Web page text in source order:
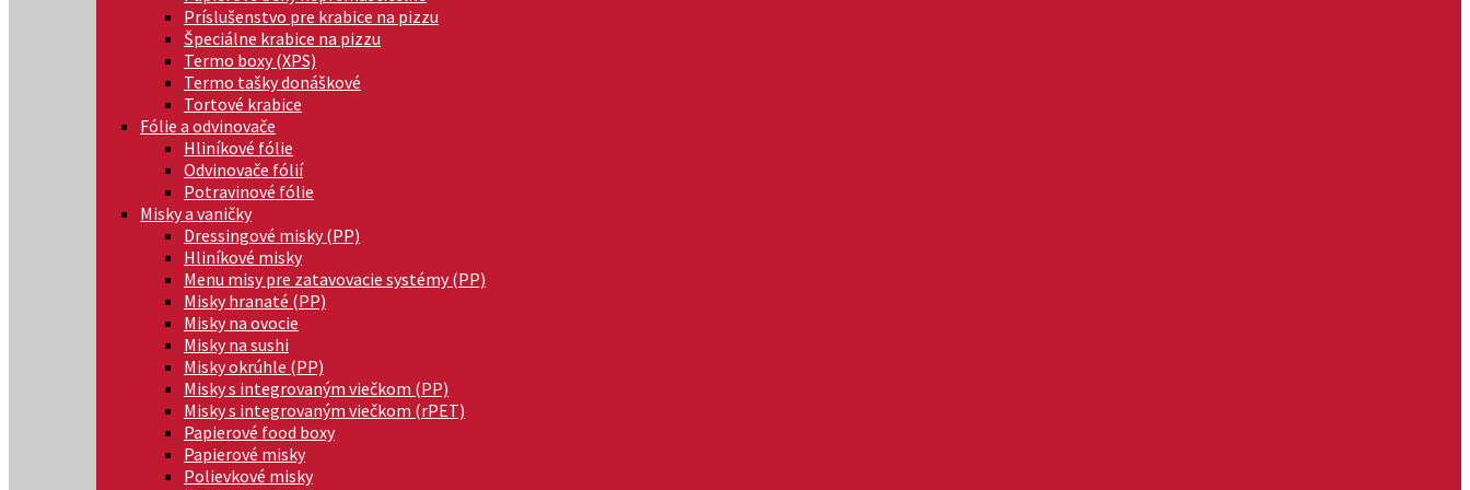
Príslušenstvo pre krabice na pizzu
Špeciálne krabice na pizzu
Termo boxy (XPS)
Termo tašky donáškové
Tortové krabice
Fólie a odvinovače
Hliníkové fólie
Odvinovače fólií
Potravinové fólie
Misky a vaničky
Dressingové misky (PP)
Hliníkové misky
Menu misy pre zatavovacie systémy (PP)
Misky hranaté (PP)
Misky na ovocie
Misky na sushi
Misky okrúhle (PP)
Misky s integrovaným viečkom (PP)
Misky s integrovaným viečkom (rPET)
Papierové food boxy
Papierové misky
Polievkové misky